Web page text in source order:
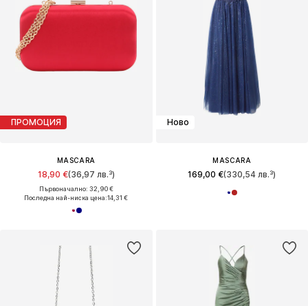
ПРОМОЦИЯ
MASCARA
18,90 €(36,97 лв.³)
Първоначално: 32,90 €
Последна най-ниска цена:14,31 €
Ново
MASCARA
169,00 €(330,54 лв.³)